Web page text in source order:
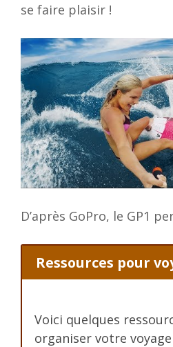
se faire plaisir !
D’après GoPro, le GP1
Ressources pour
Voici quelques
organiser votre voyage